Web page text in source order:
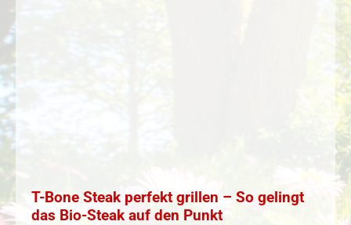
T-Bone Steak perfekt grillen – So gelingt
das Bio-Steak auf den Punkt